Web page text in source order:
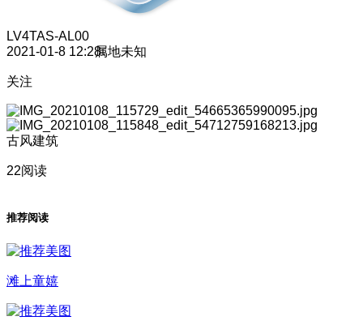
LV4TAS-AL00
2021-01-8 12:28属地未知
关注
古风建筑
22阅读
推荐阅读
滩上童嬉